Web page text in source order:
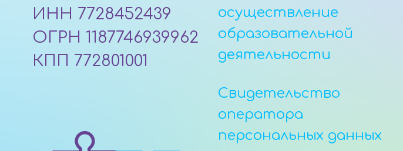
ИНН 7728452439
ОГРН 1187746939962
КПП 772801001
осуществление
образовательной
деятельности
Свидетельство
оператора
персональных данных